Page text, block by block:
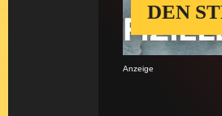
DEN
Anzeige